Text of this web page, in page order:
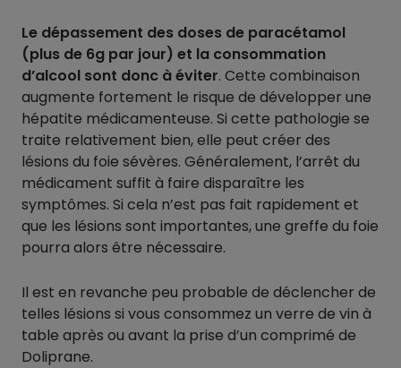
Le dépassement des doses de paracétamol
(plus de 6g par jour) et la consommation
d’alcool sont donc à éviter. Cette combinaison
augmente fortement le risque de développer une
hépatite médicamenteuse. Si cette pathologie se
traite relativement bien, elle peut créer des
lésions du foie sévères. Généralement, l’arrêt du
médicament suffit à faire disparaître les
symptômes. Si cela n’est pas fait rapidement et
que les lésions sont importantes, une greffe du foie
pourra alors être nécessaire.
Il est en revanche peu probable de déclencher de
telles lésions si vous consommez un verre de vin à
table après ou avant la prise d’un comprimé de
Doliprane.